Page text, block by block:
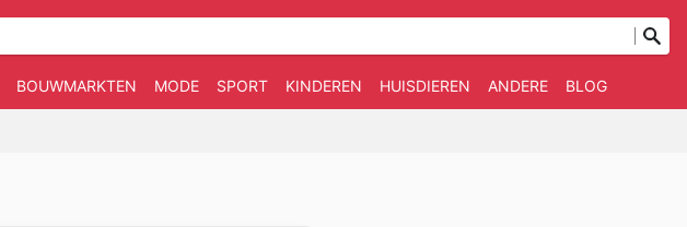
BOUWMARKTEN MODE SPORT KINDEREN HUISDIEREN ANDERE BLOG